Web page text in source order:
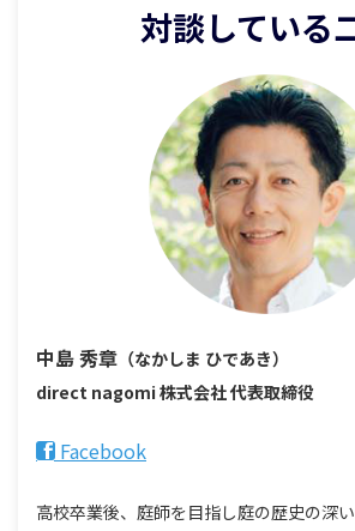
対談している
中島 秀章 （なかしま ひであき）
direct nagomi 株式会社代表取締役
Facebook
高校卒業後、庭師を目指し庭の歴史の深